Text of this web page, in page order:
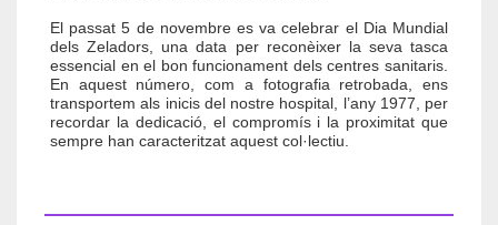
El passat 5 de novembre es va celebrar el Dia Mundial
dels Zeladors, una data per reconèixer la seva tasca
essencial en el bon funcionament dels centres sanitaris.
En aquest número, com a fotografia retrobada, ens
transportem als inicis del nostre hospital, l’any 1977, per
recordar la dedicació, el compromís i la proximitat que
sempre han caracteritzat aquest col·lectiu.